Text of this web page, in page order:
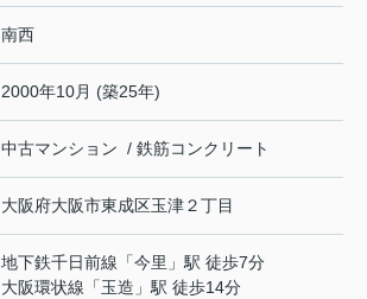
南西
2000年10月 (築25年)
中古マンション / 鉄筋コンクリート
大阪府大阪市東成区玉津２丁目
地下鉄千日前線 「今里 」駅 徒歩7分
大阪環状線 「玉造 」駅 徒歩14分